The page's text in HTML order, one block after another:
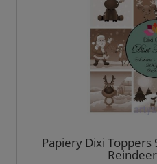
Papiery Dixi